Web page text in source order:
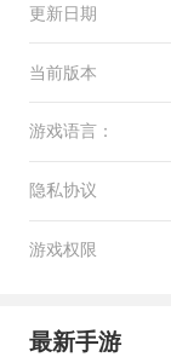
更新日期
当前版本
游戏语言：
隐私协议
游戏权限
最新手游